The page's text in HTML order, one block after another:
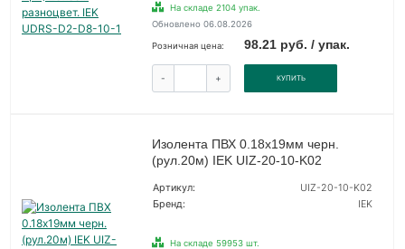
На складе 2104 упак.
Обновлено 06.08.2026
Розничная цена: 98.21 руб. / упак.
- + КУПИТЬ
Изолента ПВХ 0.18х19мм черн.
(рул.20м) IEK UIZ-20-10-K02
Артикул:
UIZ-20-10-K02
Бренд:
IEK
На складе 59953 шт.